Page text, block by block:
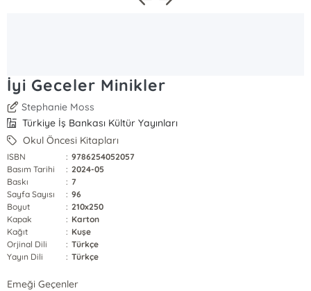
İyi Geceler Minikler
Stephanie Moss
Türkiye İş Bankası Kültür Yayınları
Okul Öncesi Kitapları
ISBN : 9786254052057
Basım Tarihi
: 2024-05
Baskı
: 7
Sayfa Sayısı
: 96
Boyut
: 210x250
Kapak
: Karton
Kağıt
: Kuşe
Orjinal Dili
: Türkçe
Yayın Dili
: Türkçe
Emeği Geçenler